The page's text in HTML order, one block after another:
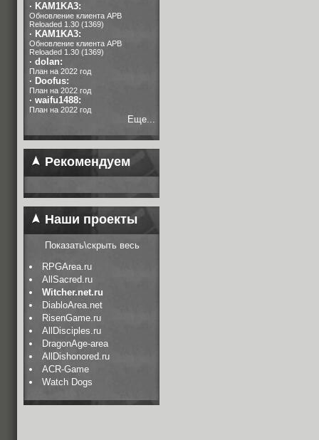
· KAM1KA3:
Обновление клиента APB
Reloaded 1.30 (1369)
· KAM1KA3:
Обновление клиента APB
Reloaded 1.30 (1369)
· dolan:
План на 2022 год
· Doofus:
План на 2022 год
· waifu1488:
План на 2022 год
Еще...
Рекомендуем
Наши проекты
Показать\скрыть весь
RPGArea.ru
AllSacred.ru
Witcher.net.ru
DiabloArea.net
RisenGame.ru
AllDisciples.ru
DragonAge-area
AllDishonored.ru
ACR-Game
Watch Dogs